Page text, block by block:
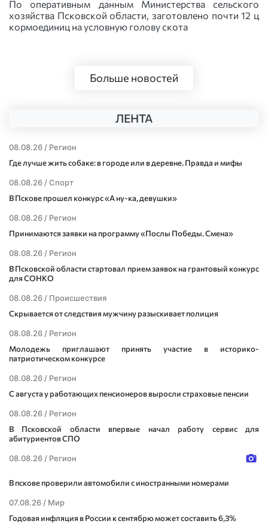
По оперативным данным Министерства сельского
хозяйства Псковской области, заготовлено почти 12 ц
кормоединиц на условную голову скота
Больше новостей
ЛЕНТА
08.08.26 / Регион
Где лучше жить собаке: в городе или в деревне. Правда и мифы
08.08.26 /Спорт
В Пскове прошел конкурс «А ну-ка, девушки»
08.08.26 / Регион
Принимаются заявки на программу «Послы Победы. Смена»
08.08.26 / Регион
В Псковской области стартовал прием заявок на грантовый конкурс
для СОНКО
08.08.26 / Происшествия
Скрывается от следствия мужчину разыскивает полиция
08.08.26 / Регион
Молодежь приглашают принять участие в историко-
патриотическом конкурсе
08.08.26 / Регион
С августа у работающих пенсионеров выросли страховые пенсии
08.08.26 / Регион
В Псковской области впервые начал работу сервис для
абитуриентов СПО
08.08.26 / Регион
В пскове проверили автомобили с иностранными номерами
07.08.26 / Мир
Годовая инфляция в России к сентябрю может составить 6,3%